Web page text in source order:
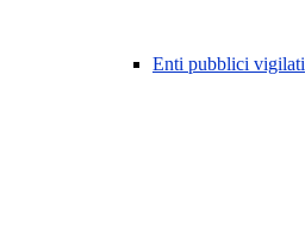
Enti pubblici vigilati